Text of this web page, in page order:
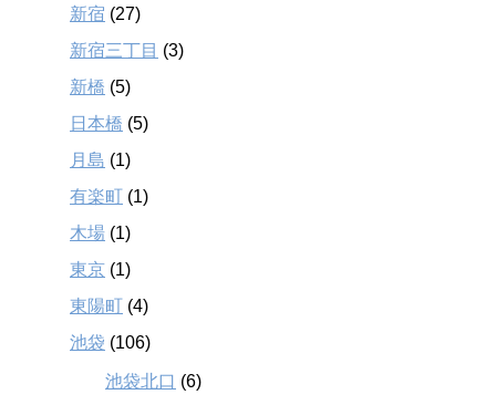
新宿 (27)
新宿三丁目 (3)
新橋 (5)
日本橋 (5)
月島 (1)
有楽町 (1)
木場 (1)
東京 (1)
東陽町 (4)
池袋 (106)
池袋北口 (6)